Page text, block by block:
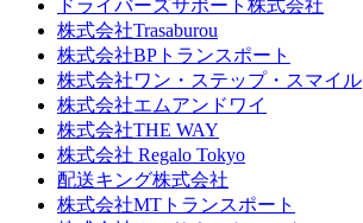
ドライバーズサポート株式会社
株式会社Trasaburou
株式会社BPトランスポート
株式会社ワン・ステップ・スマイル
株式会社エムアンドワイ
株式会社THE WAY
株式会社 Regalo Tokyo
配送キング株式会社
株式会社MTトランスポート